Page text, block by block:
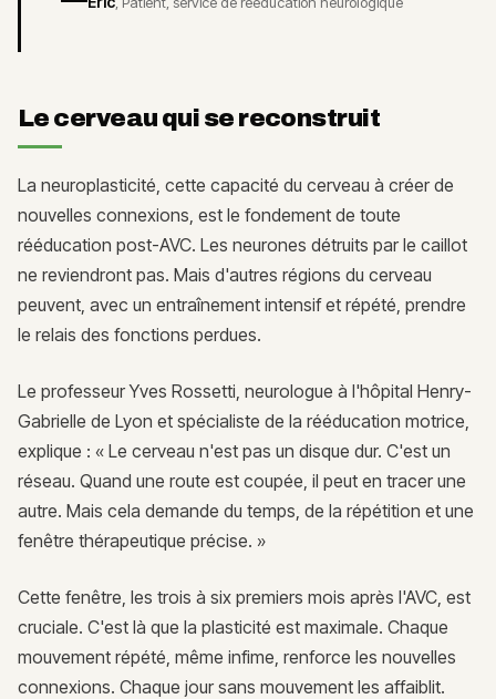
Le cerveau qui se reconstruit
La neuroplasticité, cette capacité du cerveau à créer de
nouvelles connexions, est le fondement de toute
rééducation post-AVC. Les neurones détruits par le caillot
ne reviendront pas. Mais d'autres régions du cerveau
peuvent, avec un entraînement intensif et répété, prendre
le relais des fonctions perdues.
Le professeur Yves Rossetti, neurologue à l'hôpital Henry-
Gabrielle de Lyon et spécialiste de la rééducation motrice,
explique : « Le cerveau n'est pas un disque dur. C'est un
réseau. Quand une route est coupée, il peut en tracer une
autre. Mais cela demande du temps, de la répétition et une
fenêtre thérapeutique précise. »
Cette fenêtre, les trois à six premiers mois après l'AVC, est
cruciale. C'est là que la plasticité est maximale. Chaque
mouvement répété, même infime, renforce les nouvelles
connexions. Chaque jour sans mouvement les affaiblit.